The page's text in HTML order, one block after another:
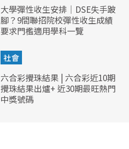
大學彈性收生安排｜DSE失手跛
腳？9間聯招院校彈性收生成績
要求門檻適用學科一覽
社會
六合彩攪珠結果 | 六合彩近10期
攪珠結果出爐+ 近30期最旺熱門
中獎號碼